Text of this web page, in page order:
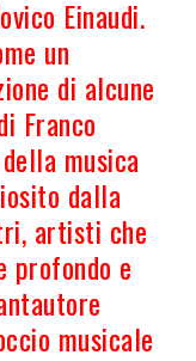
Einaudi.
un
di alcune
Franco
musica
dalla
artisti che
profondo e
musicale